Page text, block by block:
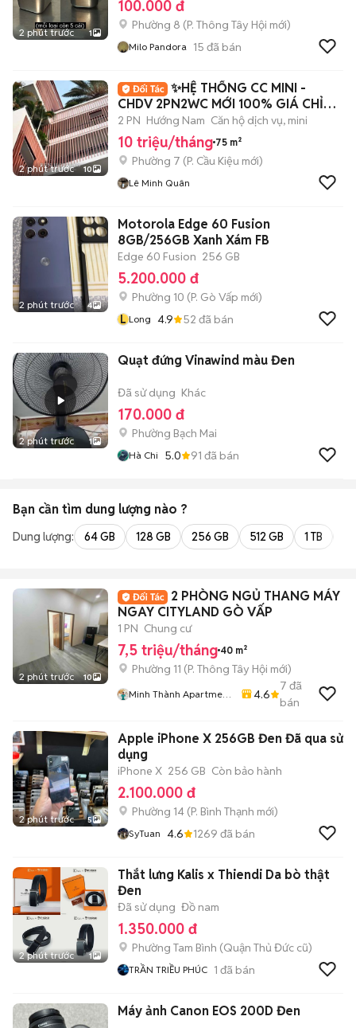
2 phút trước 1
100.000 đ
Phường 8 (P. Thông Tây Hội mới)
Milo Pandora 15 đã bán
2 phút trước 10
✨HỆ THỐNG CC MINI -
CHDV 2PN2WC MỚI 100% GIÁ CHỈ
TỪ 10TR✨
2 PN Hướng Nam Căn hộ dịch vụ, mini
10 triệu/tháng 75 m²
Phường 7 (P. Cầu Kiệu mới)
Lê Minh Quân
2 phút trước 4
Motorola Edge 60 Fusion
8GB/256GB Xanh Xám FB
Edge 60 Fusion 256 GB
5.200.000 đ
Phường 10 (P. Gò Vấp mới)
L Long 4.9 52 đã bán
2 phút trước 1
Quạt đứng Vinawind màu Đen
Đã sử dụng Khác
170.000 đ
Phường Bạch Mai
Hà Chi 5.0 91 đã bán
Bạn cần tìm dung lượng nào ?
Dung lượng: 64 GB 128 GB 256 GB 512 GB 1 TB
2 phút trước 10
2 PHÒNG NGỦ THANG MÁY
NGAY CITYLAND GÒ VẤP
1 PN Chung cư
7,5 triệu/tháng 40 m²
Phường 11 (P. Thông Tây Hội mới)
Minh Thành Apartment
4.6
7 đã
bán
2 phút trước 5
Apple iPhone X 256GB Đen Đã qua sử
dụng
iPhone X 256 GB Còn bảo hành
2.100.000 đ
Phường 14 (P. Bình Thạnh mới)
SyTuan 4.6 1269 đã bán
2 phút trước 1
Thắt lưng Kalis x Thiendi Da bò thật
Đen
Đã sử dụng Đồ nam
1.350.000 đ
Phường Tam Bình (Quận Thủ Đức cũ)
TRẦN TRIỀU PHÚC 1 đã bán
Máy ảnh Canon EOS 200D Đen